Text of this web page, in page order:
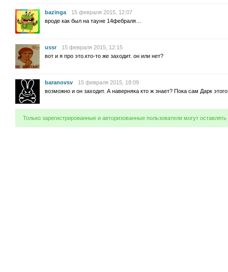
bazinga
15 февраля 2015, 12:07
вроде как был на тауне 14фебраля…
ussr
15 февраля 2015, 12:15
вот и я про это.кто-то же заходит. он или нет?
baranovsv
15 февраля 2015, 18:09
возможно и он заходит. А наверняка кто ж знает? Пока сам Дарк
Только зарегистрированные и авторизованные пользователи могут